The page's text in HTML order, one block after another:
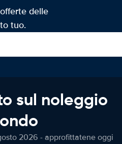
delle
tuo.
sul noleggio
2026 - approfittatene oggi